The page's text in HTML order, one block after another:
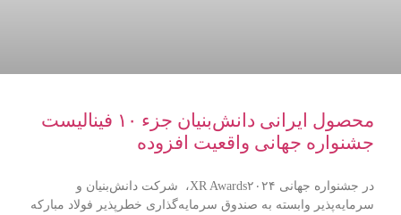
محصول ایرانی دانش‌بنیان جزء ۱۰ فینالیست
جشنواره جهانی واقعیت افزوده
در جشنواره جهانی XR Awards۲۰۲۴، شرکت دانش‌بنیان و
سرمایه‌پذیر وابسته به صندوق سرمایه‌گذاری خطرپذیر فولاد مبارکه